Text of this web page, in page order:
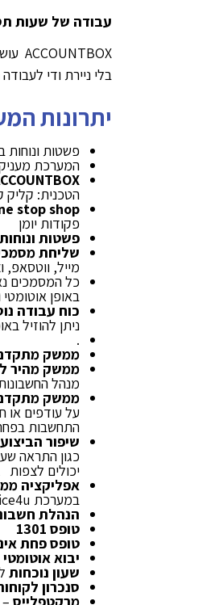
עבודה של שעות
ACCOUNTBOX עושה את כל עבודת הנהלת החשבונות אונליין
בלי ניירת ודי
יתרונות
פשטות ונוחות
המערכת
הטכנית: קליק
stop shop
פקודות יומן
פשטות
שליחת
מייל,
כל המסמכים
באופן
כוח עבודה
ניתן להוזיל
.
ממשק מתקדם
ממשק מהיר
מנהל
ממשק מתקדם
על עודפים או
התחשבות
שיפור
כגון התראה
יכולים
אפליקציה
במערכת invoice4u
הנהלת
טופס 1301
טופס פחת
יבוא
שעון נוכחות
סנכרון